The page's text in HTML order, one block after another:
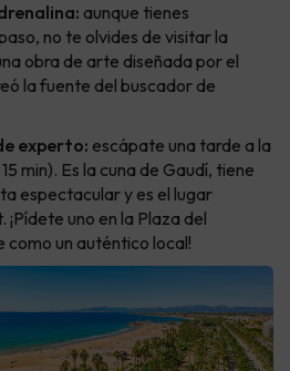
aunque tienes
no te olvides de visitar la
obra de arte diseñada por el
la fuente del buscador de
experto: escápate una tarde a la
min). Es la cuna de Gaudí, tiene
espectacular y es el lugar
uno en la Plaza del
como un auténtico local!